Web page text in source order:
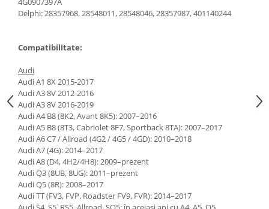
Delphi: 28357968, 28548011, 28548046, 28357987, 401140244
Compatibilitate:
Audi
Audi A1 8X 2015-2017
Audi A3 8V 2012-2016
Audi A3 8V 2016-2019
Audi A4 B8 (8K2, Avant 8K5): 2007–2016
Audi A5 B8 (8T3, Cabriolet 8F7, Sportback 8TA): 2007–2017
Audi A6 C7 / Allroad (4G2 / 4G5 / 4GD): 2010–2018
Audi A7 (4G): 2014–2017
Audi A8 (D4, 4H2/4H8): 2009–prezent
Audi Q3 (8UB, 8UG): 2011–prezent
Audi Q5 (8R): 2008–2017
Audi TT (FV3, FVP, Roadster FV9, FVR): 2014–2017